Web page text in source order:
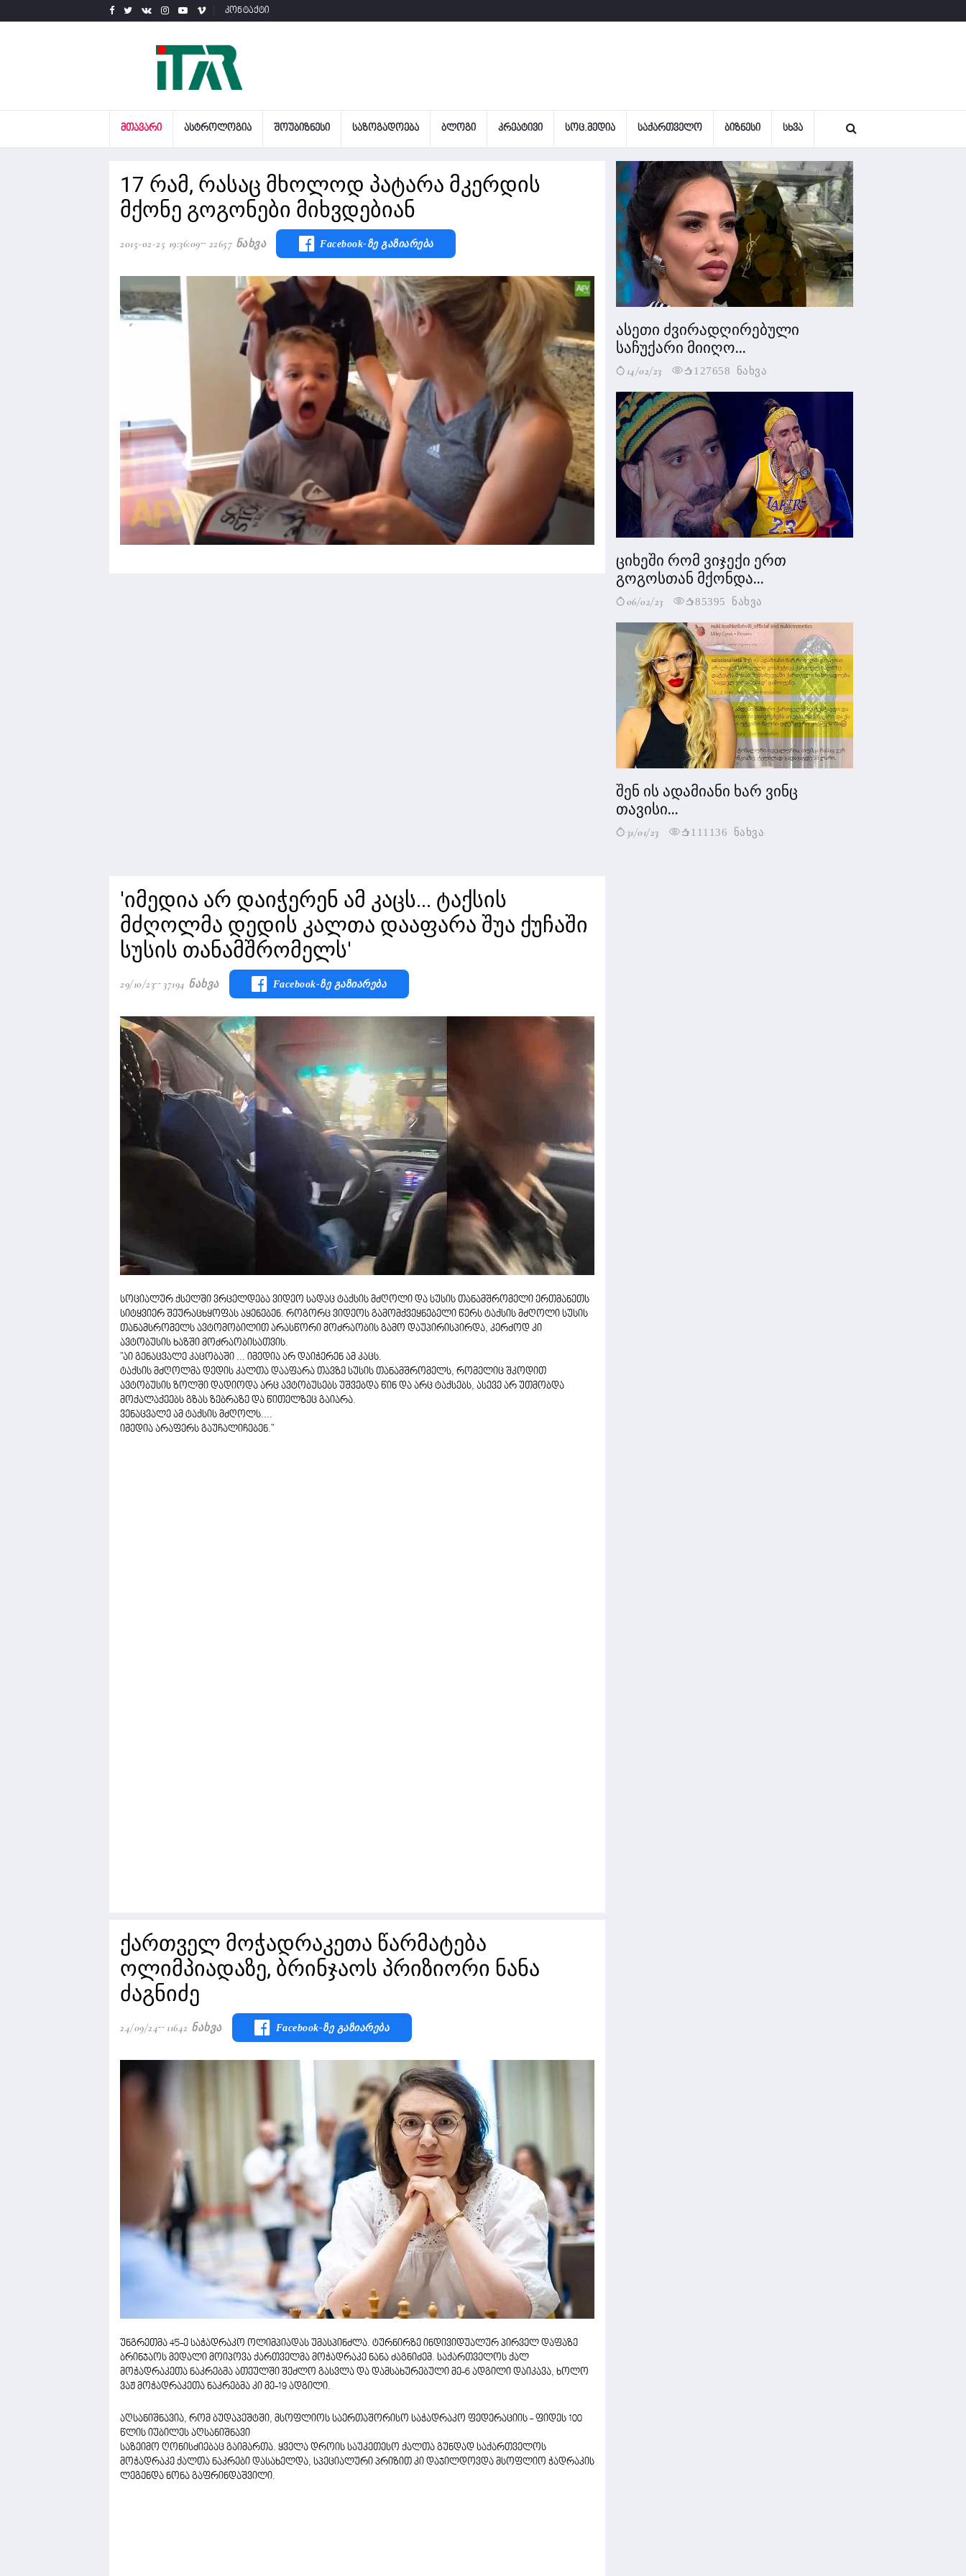
კონტაქტი
ᲛᲗᲐᲕᲐᲠᲘ ᲐᲡᲢᲠᲝᲚᲝᲒᲘᲐ ᲨᲝᲣᲑᲘᲖᲜᲔᲡᲘ ᲡᲐᲖᲝᲒᲐᲓᲝᲔᲑᲐ ᲑᲚᲝᲒᲘ ᲙᲠᲔᲐᲢᲘᲕᲘ ᲡᲝᲪ.ᲛᲔᲓᲘᲐ ᲡᲐᲥᲐᲠᲗᲕᲔᲚᲝ ᲑᲘᲖᲜᲔᲡᲘ ᲡᲮᲕᲐ
17 რამ, რასაც მხოლოდ პატარა მკერდის
მქონე გოგონები მიხვდებიან
2015-02-25 19:36:09 22657 Ნახვა Facebook-Ზე Გაზიარება
'იმედია არ დაიჭერენ ამ კაცს... ტაქსის
მძღოლმა დედის კალთა დააფარა შუა ქუჩაში
სუსის თანამშრომელს'
29/10/23 37194 Ნახვა Facebook-Ზე Გაზიარება
სოციალურ ქსელში ვრცელდება ვიდეო სადაც ტაქსის მძღოლი და სუსის თანამშრომელი ერთმანეთს
სიტყვიერ შეურაცხყოფას აყენებენ. როგორც ვიდეოს გამომქვეყნებელი წერს ტაქსის მძღოლი სუსის
თანამსრომელს ავტომობილით არასწორი მოძრაობის გამო დაუპირისპირდა, კერძოდ კი
ავტობუსის ხაზში მოძრაობისათვის.
"აი გენაცვალე კაცობაში ... იმედია არ დაიჭერენ ამ კაცს.
ტაქსის მძღოლმა დედის კალთა დააფარა თავზე სუსის თანამშრომელს, რომელიც შკოდით
ავტობუსის ზოლში დადიოდა არც ავტობუსებს უშვებდა წინ და არც ტაქსებს, ასევე არ უთმობდა
მოქალაქეებს გზას ზებრაზე და წითელზეც გაიარა.
ვენაცვალე ამ ტაქსის მძღოლს....
იმედია არაფერს გაუჩალიჩებენ."
ქართველ მოჭადრაკეთა წარმატება
ოლიმპიადაზე, ბრინჯაოს პრიზიორი ნანა
ძაგნიძე
24/09/24 11642 Ნახვა Facebook-Ზე Გაზიარება
უნგრეთმა 45-ე საჭადრაკო ოლიმპიადას უმასპინძლა. ტურნირზე ინდივიდუალურ პირველ დაფაზე
ბრინჯაოს მედალი მოიპოვა ქართველმა მოჭადრაკე ნანა ძაგნიძემ. საქართველოს ქალ
მოჭადრაკეთა ნაკრებმა ათეულში შეძლო გასვლა და დამსახურებული მე-6 ადგილი დაიკავა, ხოლო
ვაჟ მოჭადრაკეთა ნაკრებმა კი მე-19 ადგილი.
აღსანიშნავია, რომ ბუდაპეშტში, მსოფლიოს საერთაშორისო საჭადრაკო ფედერაციის - ფიდეს 100
წლის იუბილეს აღსანიშნავი
საზეიმო ღონისძიებაც გაიმართა. ყველა დროის საუკეთესო ქალთა გუნდად საქართველოს
მოჭადრაკე ქალთა ნაკრები დასახელდა, სპეციალური პრიზით კი დაჯილდოვდა მსოფლიო ჭადრაკის
ლეგენდა ნონა გაფრინდაშვილი.
ასეთი ძვირადღირებული
საჩუქარი მიიღო...
14/02/23 127658 ნახვა
ციხეში რომ ვიჯექი ერთ
გოგოსთან მქონდა...
06/02/23 85395 ნახვა
შენ ის ადამიანი ხარ ვინც
თავისი...
31/01/23 111136 ნახვა